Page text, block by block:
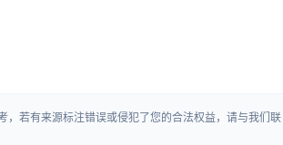
，若有来源标注错误或侵犯了您的合法权益，请与我们联